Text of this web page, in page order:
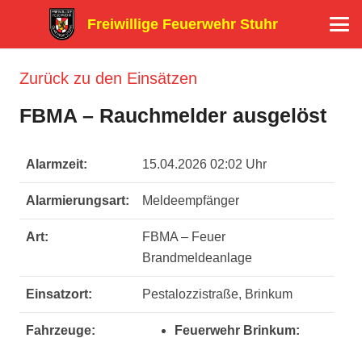
Freiwillige Feuerwehr Stuhr
Zurück zu den Einsätzen
FBMA – Rauchmelder ausgelöst
Alarmzeit: 15.04.2026 02:02 Uhr
Alarmierungsart: Meldeempfänger
Art:
FBMA – Feuer
Brandmeldeanlage
Einsatzort: Pestalozzistraße, Brinkum
Fahrzeuge:
Feuerwehr Brinkum: